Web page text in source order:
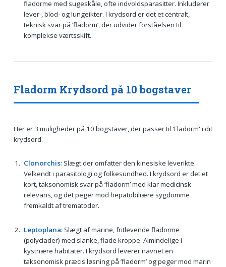
fladorme med sugeskåle, ofte indvoldsparasitter. Inkluderer
lever-, blod- og lungeikter. I krydsord er det et centralt,
teknisk svar på ’fladorm’, der udvider forståelsen til
komplekse værtsskift.
Fladorm Krydsord på 10 bogstaver
Her er 3 muligheder på 10 bogstaver, der passer til 'Fladorm' i dit
krydsord.
Clonorchis: Slægt der omfatter den kinesiske leverikte.
Velkendt i parasitologi og folkesundhed. I krydsord er det et
kort, taksonomisk svar på ’fladorm’ med klar medicinsk
relevans, og det peger mod hepatobiliære sygdomme
fremkaldt af trematoder.
Leptoplana: Slægt af marine, fritlevende fladorme
(polyclader) med slanke, flade kroppe. Almindelige i
kystnære habitater. I krydsord leverer navnet en
taksonomisk præcis løsning på ’fladorm’ og peger mod marin